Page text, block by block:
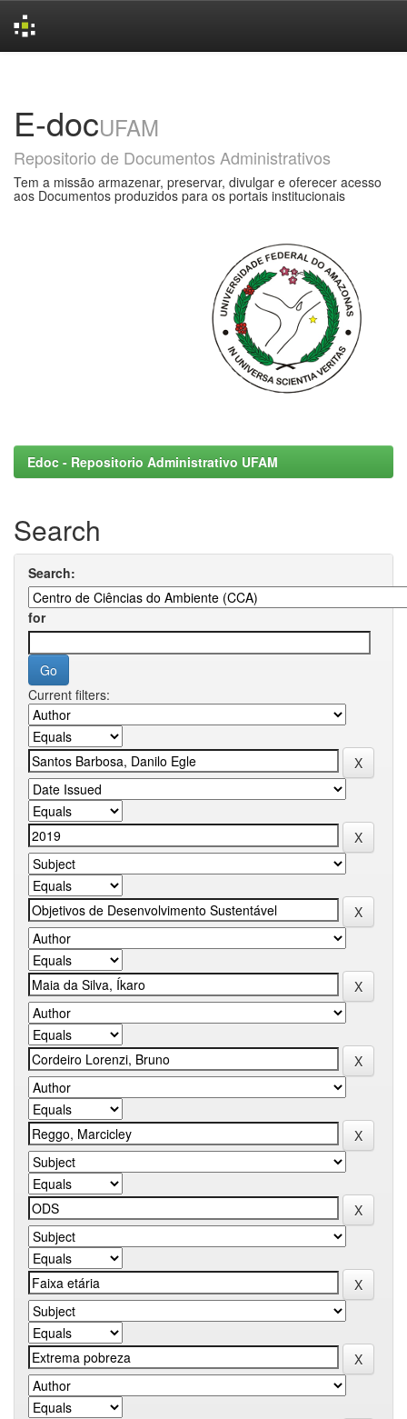
E-docUFAM
Repositorio de Documentos Administrativos
Tem a missão armazenar, preservar, divulgar e oferecer acesso
aos Documentos produzidos para os portais institucionais
Edoc - Repositorio Administrativo UFAM
Search
Search:
for
Current filters: